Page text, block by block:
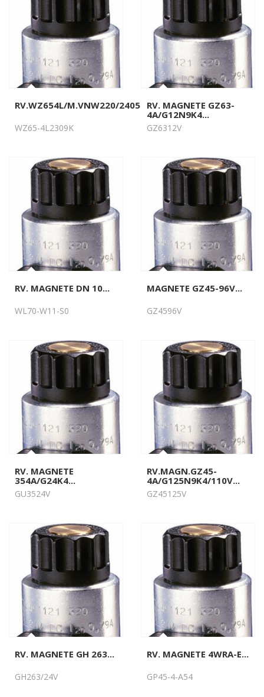
RV.WZ654L/M.VNW220/2405060N9K4...
WZ65-4L2309K
RV. MAGNETE GZ63-
4A/G12N9K4...
GZ6312V
RV. MAGNETE DN 10...
WL70-W11-S0
MAGNETE GZ45-96V...
GZ4596V
RV. MAGNETE
354A/G24K4...
GU3524V
RV.MAGN.GZ45-
4A/G125N9K4/110V...
GZ45125V
RV. MAGNETE GH 263...
GH263/24V
RV. MAGNETE 4WRA-E...
GP45-4-A54